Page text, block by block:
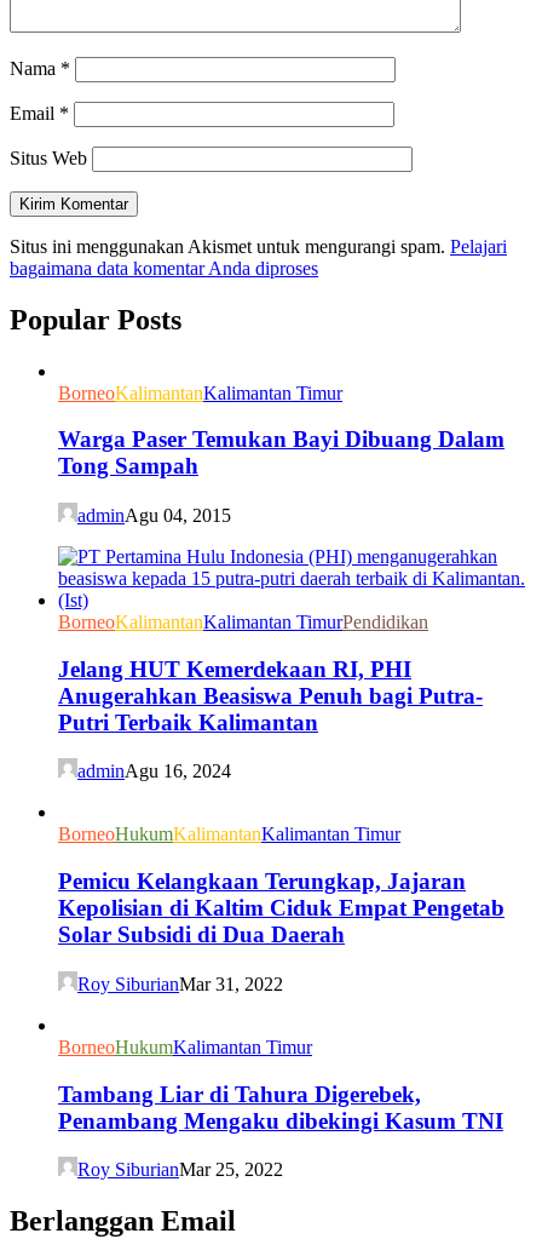
Nama *
Email *
Situs Web
Situs ini menggunakan Akismet untuk mengurangi spam. Pelajari
bagaimana data komentar Anda diproses
Popular Posts
BorneoKalimantanKalimantan Timur
Warga Paser Temukan Bayi Dibuang Dalam
Tong Sampah
adminAgu 04, 2015
BorneoKalimantanKalimantan TimurPendidikan
Jelang HUT Kemerdekaan RI, PHI
Anugerahkan Beasiswa Penuh bagi Putra-
Putri Terbaik Kalimantan
adminAgu 16, 2024
BorneoHukumKalimantanKalimantan Timur
Pemicu Kelangkaan Terungkap, Jajaran
Kepolisian di Kaltim Ciduk Empat Pengetab
Solar Subsidi di Dua Daerah
Roy SiburianMar 31, 2022
BorneoHukumKalimantan Timur
Tambang Liar di Tahura Digerebek,
Penambang Mengaku dibekingi Kasum TNI
Roy SiburianMar 25, 2022
Berlanggan Email